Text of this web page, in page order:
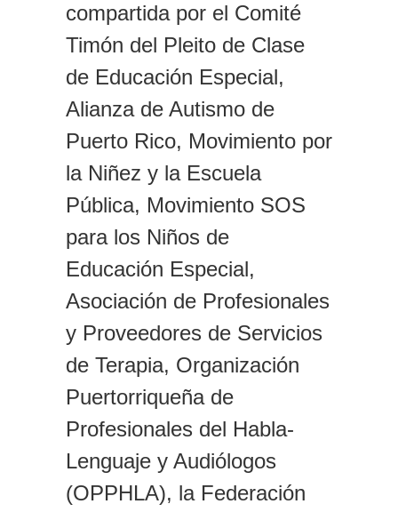
compartida por el Comité
Timón del Pleito de Clase
de Educación Especial,
Alianza de Autismo de
Puerto Rico, Movimiento por
la Niñez y la Escuela
Pública, Movimiento SOS
para los Niños de
Educación Especial,
Asociación de Profesionales
y Proveedores de Servicios
de Terapia, Organización
Puertorriqueña de
Profesionales del Habla-
Lenguaje y Audiólogos
(OPPHLA), la Federación